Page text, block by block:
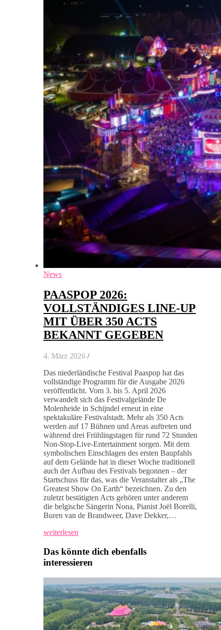
News
PAASPOP 2026:
VOLLSTÄNDIGES LINE-UP
MIT ÜBER 350 ACTS
BEKANNT GEGEBEN
4. März 2026 /
Das niederländische Festival Paaspop hat das
vollständige Programm für die Ausgabe 2026
veröffentlicht. Vom 3. bis 5. April 2026
verwandelt sich das Festivalgelände De
Molenheide in Schijndel erneut in eine
spektakuläre Festivalstadt. Mehr als 350 Acts
werden auf 17 Bühnen und Areas auftreten und
während drei Frühlingstagen für rund 72 Stunden
Non-Stop-Live-Entertainment sorgen. Mit dem
symbolischen Einschlagen des ersten Baupfahls
auf dem Gelände hat in dieser Woche traditionell
auch der Aufbau des Festivals begonnen – der
Startschuss für das, was die Veranstalter als „The
Greatest Show On Earth“ bezeichnen. Zu den
zuletzt bestätigten Acts gehören unter anderem
die belgische Sängerin Nona, Pianist Joël Borelli,
Buren van de Brandweer, Dave Dekker,…
weiterlesen
Das könnte dich ebenfalls
interessieren